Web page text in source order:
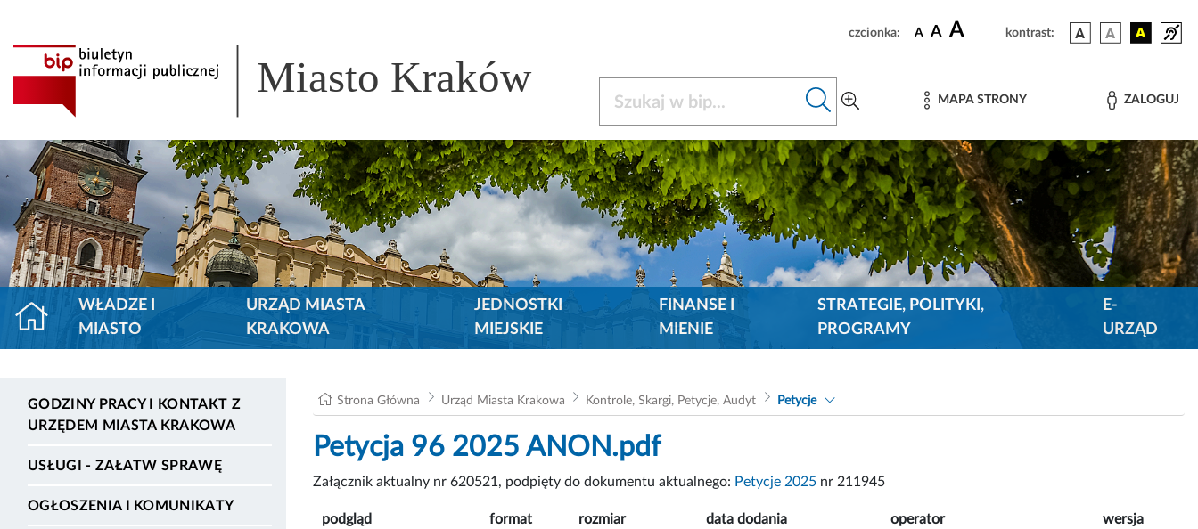
czcionka: A A A kontrast:
Miasto Kraków MAPA STRONY ZALOGUJ
WŁADZE I
MIASTO
URZĄD MIASTA
KRAKOWA
JEDNOSTKI
MIEJSKIE
FINANSE I
MIENIE
STRATEGIE, POLITYKI,
PROGRAMY
E-
URZĄD
GODZINY PRACY I KONTAKT Z
URZĘDEM MIASTA KRAKOWA
USŁUGI - ZAŁATW SPRAWĘ
OGŁOSZENIA I KOMUNIKATY
Strona Główna Urząd Miasta Krakowa Kontrole, Skargi, Petycje, Audyt Petycje
Petycja 96 2025 ANON.pdf
Załącznik aktualny nr 620521, podpięty do dokumentu aktualnego: Petycje 2025 nr 211945
podgląd format rozmiar data dodania operator wersja